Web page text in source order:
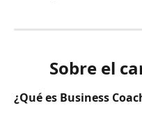
Sobre el
¿Qué es Business